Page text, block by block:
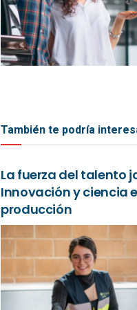
También te podría
La fuerza del talento
Innovación y ciencia
producción